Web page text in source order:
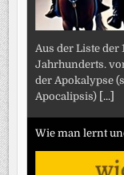
Aus der Liste der
Jahrhunderts.
der Apokalypse
Apocalipsis) [...]
Wie man lernt